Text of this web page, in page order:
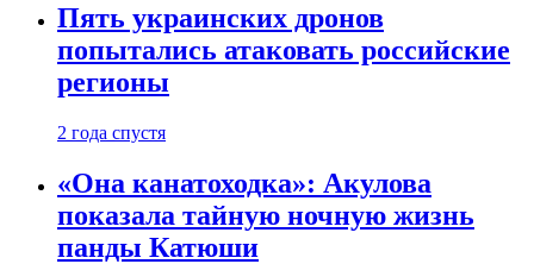
Пять украинских дронов
попытались атаковать российские
регионы
2 года спустя
«Она канатоходка»: Акулова
показала тайную ночную жизнь
панды Катюши